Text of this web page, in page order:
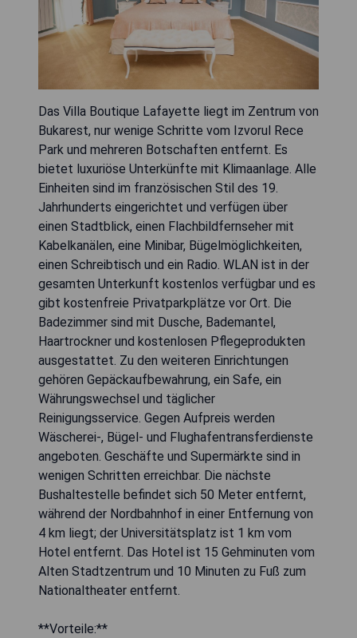
Das Villa Boutique Lafayette liegt im Zentrum von
Bukarest, nur wenige Schritte vom Izvorul Rece
Park und mehreren Botschaften entfernt. Es
bietet luxuriöse Unterkünfte mit Klimaanlage. Alle
Einheiten sind im französischen Stil des 19.
Jahrhunderts eingerichtet und verfügen über
einen Stadtblick, einen Flachbildfernseher mit
Kabelkanälen, eine Minibar, Bügelmöglichkeiten,
einen Schreibtisch und ein Radio. WLAN ist in der
gesamten Unterkunft kostenlos verfügbar und es
gibt kostenfreie Privatparkplätze vor Ort. Die
Badezimmer sind mit Dusche, Bademantel,
Haartrockner und kostenlosen Pflegeprodukten
ausgestattet. Zu den weiteren Einrichtungen
gehören Gepäckaufbewahrung, ein Safe, ein
Währungswechsel und täglicher
Reinigungsservice. Gegen Aufpreis werden
Wäscherei-, Bügel- und Flughafentransferdienste
angeboten. Geschäfte und Supermärkte sind in
wenigen Schritten erreichbar. Die nächste
Bushaltestelle befindet sich 50 Meter entfernt,
während der Nordbahnhof in einer Entfernung von
4 km liegt; der Universitätsplatz ist 1 km vom
Hotel entfernt. Das Hotel ist 15 Gehminuten vom
Alten Stadtzentrum und 10 Minuten zu Fuß zum
Nationaltheater entfernt.
**Vorteile:**